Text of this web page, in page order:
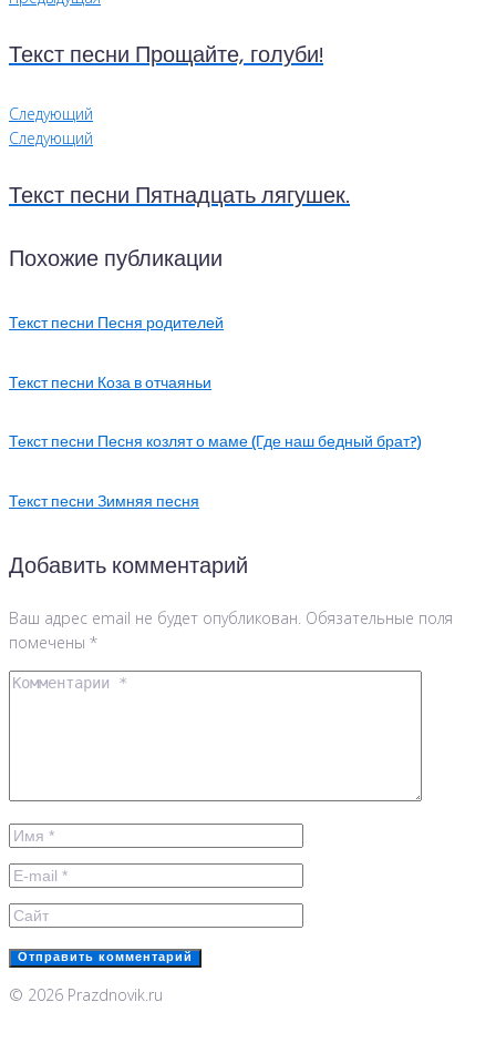
Текст песни Прощайте, голуби!
Следующий
Следующий
Текст песни Пятнадцать лягушек.
Похожие публикации
Текст песни Песня родителей
Текст песни Коза в отчаяньи
Текст песни Песня козлят о маме (Где наш бедный брат?)
Текст песни Зимняя песня
Добавить комментарий
Ваш адрес email не будет опубликован. Обязательные поля
помечены *
© 2026 Prazdnovik.ru